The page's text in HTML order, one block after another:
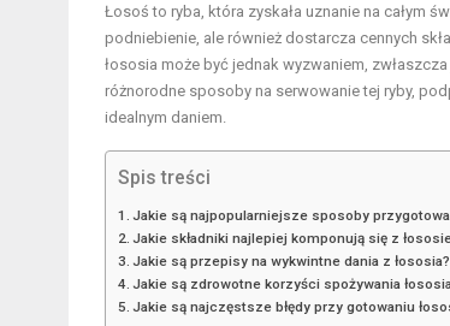
Łosoś to ryba, która zyskała uznanie na całym
podniebienie, ale również dostarcza cennych
łososia może być jednak wyzwaniem,
różnorodne sposoby na serwowanie tej ryby,
idealnym daniem.
Spis treści
Jakie są najpopularniejsze sposoby
Jakie składniki najlepiej komponują się z
Jakie są przepisy na wykwintne dania z łososia?
Jakie są zdrowotne korzyści spożywania
Jakie są najczęstsze błędy przy gotowaniu